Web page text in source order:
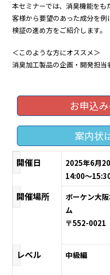
本セミナーでは、消臭機能を
客様から要望のあった成分を
検証の進め方をご紹介します。
＜このような方にオススメ＞
消臭加工製品の企画・開発担当
お申込
案内状
開催日
2025年6月20
14:00～
開催場所
ボーケン大
ム
〒552-
レベル 中級編